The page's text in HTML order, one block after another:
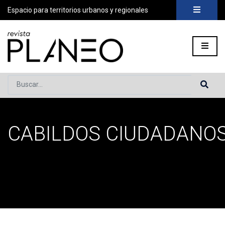
Espacio para territorios urbanos y regionales
Buscar...
Portada »cabildos ciudadanos
CABILDOS